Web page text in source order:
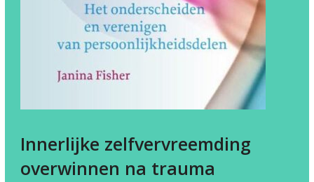
Innerlijke zelfvervreemding
overwinnen na trauma